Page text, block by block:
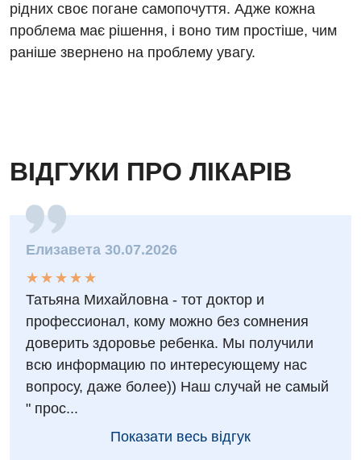
рідних своє погане самопочуття. Адже кожна
проблема має рішення, і воно тим простіше, чим
раніше звернено на проблему увагу.
ВІДГУКИ ПРО ЛІКАРІВ
Елизавета 30.07.2026
★
★
★
★
★
★ ★ ★ ★ ★
Татьяна Михайловна - тот доктор и
профессионал, кому можно без сомнения
доверить здоровье ребенка. Мы получили
всю информацию по интересующему нас
вопросу, даже более)) Наш случай не самый
" прос...
Показати весь відгук